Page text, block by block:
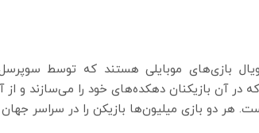
بازی‌های موبایلی هستند که توسط
در آن بازیکنان دهکده‌های خود را می‌سازند و
هر دو بازی میلیون‌ها بازیکن را در سراسر